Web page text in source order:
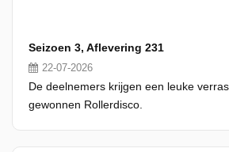
Seizoen 3, Aflevering 231
22-07-2026
De deelnemers krijgen een leuke
gewonnen Rollerdisco.